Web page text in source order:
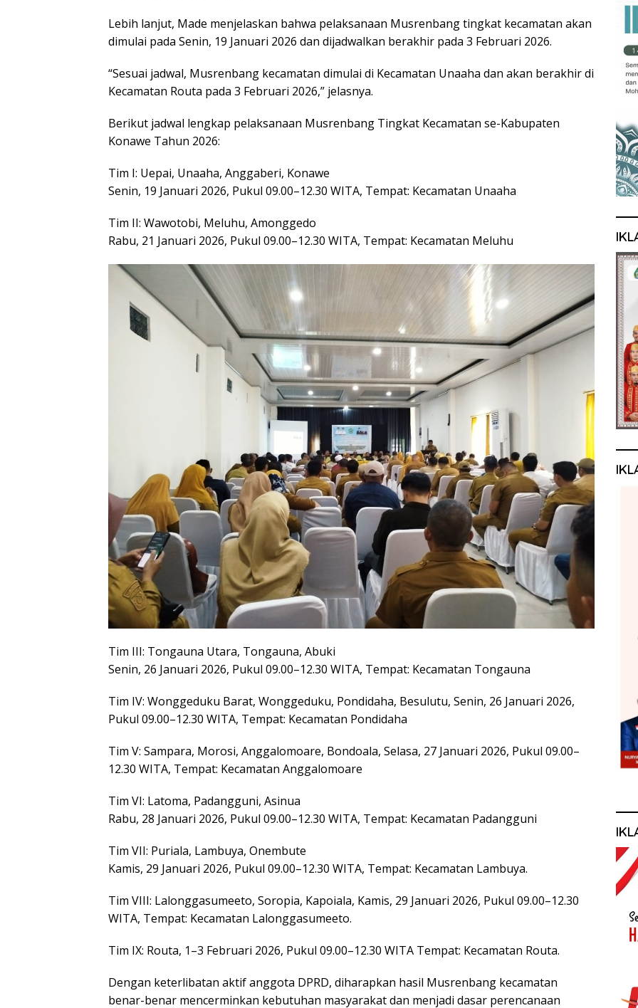
Lebih lanjut, Made menjelaskan bahwa pelaksanaan Musrenbang tingkat kecamatan akan
dimulai pada Senin, 19 Januari 2026 dan dijadwalkan berakhir pada 3 Februari 2026.
“Sesuai jadwal, Musrenbang kecamatan dimulai di Kecamatan Unaaha dan akan berakhir di
Kecamatan Routa pada 3 Februari 2026,” jelasnya.
Berikut jadwal lengkap pelaksanaan Musrenbang Tingkat Kecamatan se-Kabupaten
Konawe Tahun 2026:
Tim I: Uepai, Unaaha, Anggaberi, Konawe
Senin, 19 Januari 2026, Pukul 09.00–12.30 WITA, Tempat: Kecamatan Unaaha
Tim II: Wawotobi, Meluhu, Amonggedo
Rabu, 21 Januari 2026, Pukul 09.00–12.30 WITA, Tempat: Kecamatan Meluhu
Tim III: Tongauna Utara, Tongauna, Abuki
Senin, 26 Januari 2026, Pukul 09.00–12.30 WITA, Tempat: Kecamatan Tongauna
Tim IV: Wonggeduku Barat, Wonggeduku, Pondidaha, Besulutu, Senin, 26 Januari 2026,
Pukul 09.00–12.30 WITA, Tempat: Kecamatan Pondidaha
Tim V: Sampara, Morosi, Anggalomoare, Bondoala, Selasa, 27 Januari 2026, Pukul 09.00–
12.30 WITA, Tempat: Kecamatan Anggalomoare
Tim VI: Latoma, Padangguni, Asinua
Rabu, 28 Januari 2026, Pukul 09.00–12.30 WITA, Tempat: Kecamatan Padangguni
Tim VII: Puriala, Lambuya, Onembute
Kamis, 29 Januari 2026, Pukul 09.00–12.30 WITA, Tempat: Kecamatan Lambuya.
Tim VIII: Lalonggasumeeto, Soropia, Kapoiala, Kamis, 29 Januari 2026, Pukul 09.00–12.30
WITA, Tempat: Kecamatan Lalonggasumeeto.
Tim IX: Routa, 1–3 Februari 2026, Pukul 09.00–12.30 WITA Tempat: Kecamatan Routa.
Dengan keterlibatan aktif anggota DPRD, diharapkan hasil Musrenbang kecamatan
benar-benar mencerminkan kebutuhan masyarakat dan menjadi dasar perencanaan